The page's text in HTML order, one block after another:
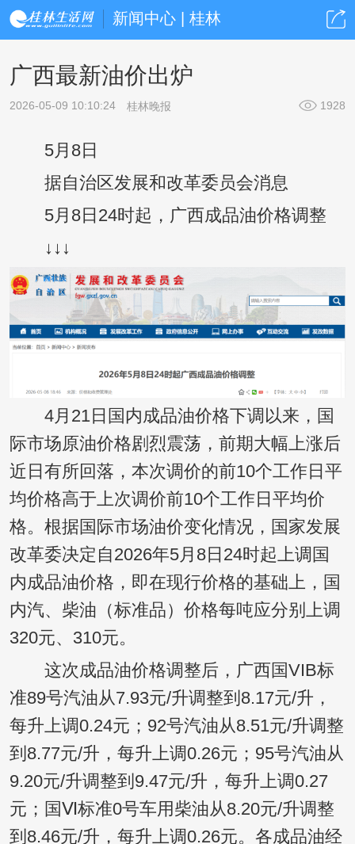
新闻中心 | 桂林
广西最新油价出炉
2026-05-09 10:10:24 桂林晚报 1928
5月8日
据自治区发展和改革委员会消息
5月8日24时起，广西成品油价格调整
↓↓↓
4月21日国内成品油价格下调以来，国
际市场原油价格剧烈震荡，前期大幅上涨后
近日有所回落，本次调价的前10个工作日平
均价格高于上次调价前10个工作日平均价
格。根据国际市场油价变化情况，国家发展
改革委决定自2026年5月8日24时起上调国
内成品油价格，即在现行价格的基础上，国
内汽、柴油（标准品）价格每吨应分别上调
320元、310元。
这次成品油价格调整后，广西国VIB标
准89号汽油从7.93元/升调整到8.17元/升，
每升上调0.24元；92号汽油从8.51元/升调整
到8.77元/升，每升上调0.26元；95号汽油从
9.20元/升调整到9.47元/升，每升上调0.27
元；国Ⅵ标准0号车用柴油从8.20元/升调整
到8.46元/升，每升上调0.26元。各成品油经